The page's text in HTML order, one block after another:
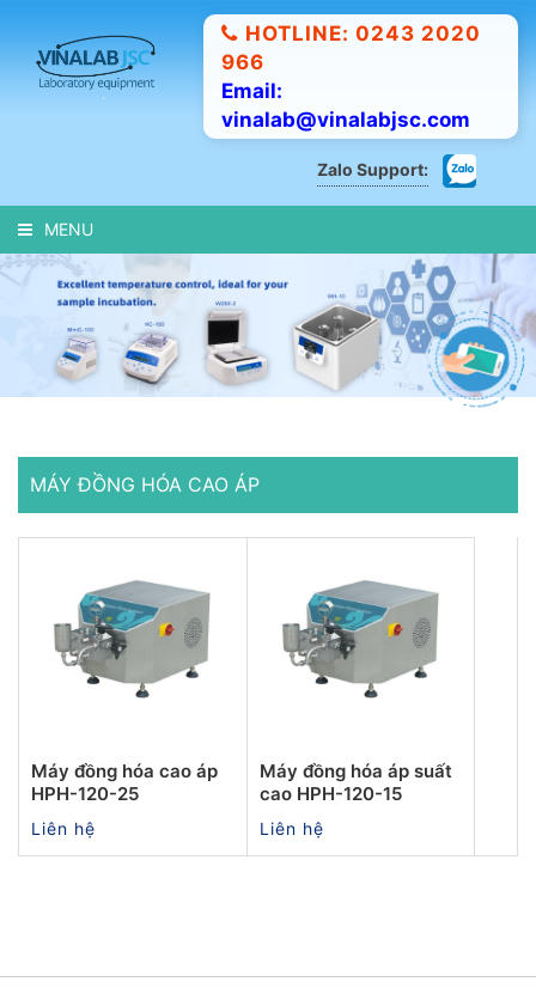
HOTLINE: 0243 2020
966
Email:
vinalab@vinalabjsc.com
Zalo Support:
MENU
MÁY ĐỒNG HÓA CAO ÁP
Máy đồng hóa cao áp
HPH-120-25
Liên hệ
Máy đồng hóa áp suất
cao HPH-120-15
Liên hệ